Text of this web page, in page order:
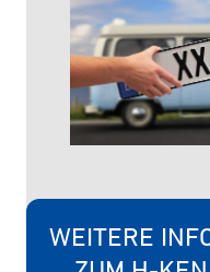
WEITERE